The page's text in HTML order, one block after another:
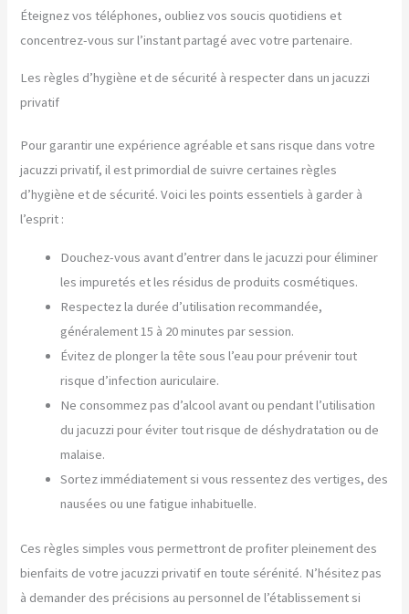
Éteignez vos téléphones, oubliez vos soucis quotidiens et
concentrez-vous sur l’instant partagé avec votre partenaire.
Les règles d’hygiène et de sécurité à respecter dans un jacuzzi
privatif
Pour garantir une expérience agréable et sans risque dans votre
jacuzzi privatif, il est primordial de suivre certaines règles
d’hygiène et de sécurité. Voici les points essentiels à garder à
l’esprit :
Douchez-vous avant d’entrer dans le jacuzzi pour éliminer
les impuretés et les résidus de produits cosmétiques.
Respectez la durée d’utilisation recommandée,
généralement 15 à 20 minutes par session.
Évitez de plonger la tête sous l’eau pour prévenir tout
risque d’infection auriculaire.
Ne consommez pas d’alcool avant ou pendant l’utilisation
du jacuzzi pour éviter tout risque de déshydratation ou de
malaise.
Sortez immédiatement si vous ressentez des vertiges, des
nausées ou une fatigue inhabituelle.
Ces règles simples vous permettront de profiter pleinement des
bienfaits de votre jacuzzi privatif en toute sérénité. N’hésitez pas
à demander des précisions au personnel de l’établissement si